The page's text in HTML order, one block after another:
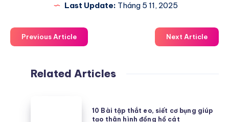
Last Update: Tháng 5 11, 2025
Previous Article Next Article
Related Articles
10 Bài tập thắt eo, siết cơ bụng giúp
tạo thân hình đồng hồ cát